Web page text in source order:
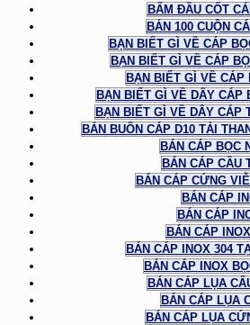
BẤM ĐẦU CỐT
BÁN 100 CUỘN
BẠN BIẾT GÌ VỀ CÁP
BẠN BIẾT GÌ VỀ CÁP
BẠN BIẾT GÌ VỀ CÁP
BẠN BIẾT GÌ VỀ DÂY CÁP
BẠN BIẾT GÌ VỀ DÂY CÁP
BÁN BUÔN CÁP D10 TẢI
BÁN CÁP BỌC
BÁN CÁP CẦU
BÁN CÁP CỨNG
BÁN CÁP
BÁN CÁP
BÁN CÁP
BÁN CÁP INOX 304
BÁN CÁP INOX
BÁN CÁP LỤA
BÁN CÁP LỤA
BÁN CÁP LỤA